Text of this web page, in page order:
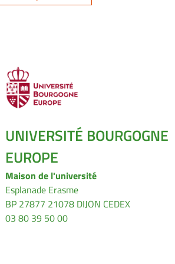
UNIVERSITÉ BOURGOGNE
EUROPE
Maison de l'université
Esplanade Erasme
BP 27877 21078 DIJON CEDEX
03 80 39 50 00